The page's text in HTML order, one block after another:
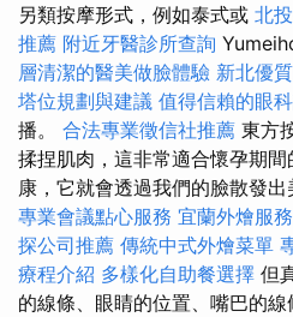
另類按摩形式，例如泰式或 北
推薦 附近牙醫診所查詢
層清潔的醫美做臉體驗 新北優
塔位規劃與建議 值得信賴的眼
播。 合法專業徵信社推薦 東方
揉捏肌肉，這非常適合懷孕期
康，它就會透過我們的臉散發
專業會議點心服務 宜蘭外燴服
探公司推薦 傳統中式外燴菜單
療程介紹 多樣化自助餐選擇 但
的線條、眼睛的位置、嘴巴的